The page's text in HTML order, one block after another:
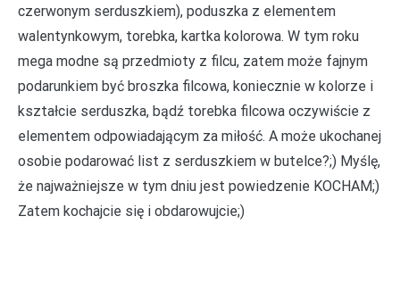
czerwonym serduszkiem), poduszka z elementem
walentynkowym, torebka, kartka kolorowa. W tym roku
mega modne są przedmioty z filcu, zatem może fajnym
podarunkiem być broszka filcowa, koniecznie w kolorze i
kształcie serduszka, bądź torebka filcowa oczywiście z
elementem odpowiadającym za miłość. A może ukochanej
osobie podarować list z serduszkiem w butelce?;) Myślę,
że najważniejsze w tym dniu jest powiedzenie KOCHAM;)
Zatem kochajcie się i obdarowujcie;)